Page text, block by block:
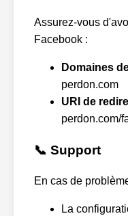
Assurez-vous
Facebook :
Domaines
perdon.com
URI de
perdon.com/
📞 Support
En cas de
La